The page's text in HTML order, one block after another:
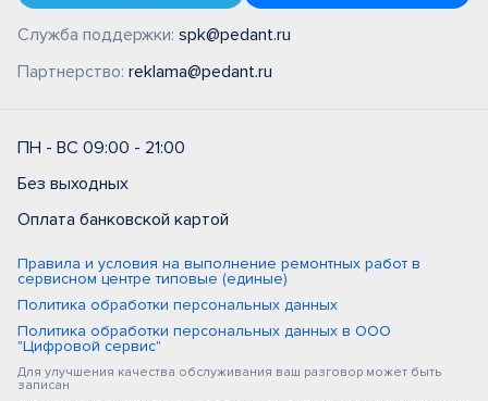
Служба поддержки: spk@pedant.ru
Партнерство: reklama@pedant.ru
ПН - ВС 09:00 - 21:00
Без выходных
Оплата банковской картой
Правила и условия на выполнение ремонтных работ в
сервисном центре типовые (единые)
Политика обработки персональных данных
Политика обработки персональных данных в ООО
"Цифровой сервис"
Для улучшения качества обслуживания ваш разговор может быть
записан